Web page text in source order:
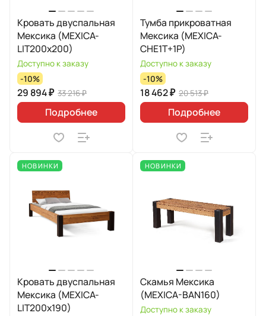
Кровать двуспальная
Мексика (MEXICA-
LIT200х200)
Доступно к заказу
-10%
29 894 ₽ 33 216 ₽
Подробнее
Тумба прикроватная
Мексика (MEXICA-
CHE1T+1P)
Доступно к заказу
-10%
18 462 ₽ 20 513 ₽
Подробнее
НОВИНКИ
Кровать двуспальная
Мексика (MEXICA-
LIT200х190)
НОВИНКИ
Скамья Мексика
(MEXICA-BAN160)
Доступно к заказу